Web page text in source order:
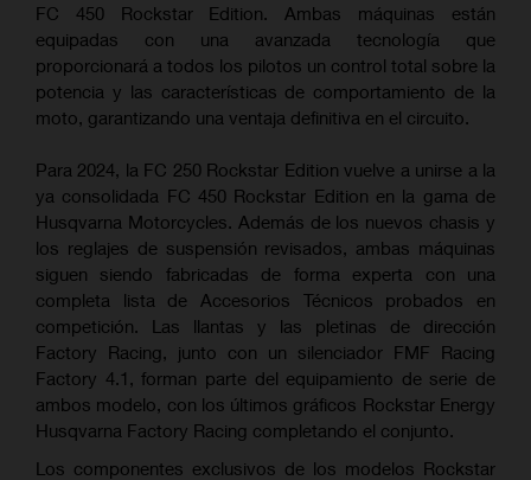
FC 450 Rockstar Edition. Ambas máquinas están
equipadas con una avanzada tecnología que
proporcionará a todos los pilotos un control total sobre la
potencia y las características de comportamiento de la
moto, garantizando una ventaja definitiva en el circuito.
Para 2024, la FC 250 Rockstar Edition vuelve a unirse a la
ya consolidada FC 450 Rockstar Edition en la gama de
Husqvarna Motorcycles. Además de los nuevos chasis y
los reglajes de suspensión revisados, ambas máquinas
siguen siendo fabricadas de forma experta con una
completa lista de Accesorios Técnicos probados en
competición. Las llantas y las pletinas de dirección
Factory Racing, junto con un silenciador FMF Racing
Factory 4.1, forman parte del equipamiento de serie de
ambos modelo, con los últimos gráficos Rockstar Energy
Husqvarna Factory Racing completando el conjunto.
Los componentes exclusivos de los modelos Rockstar